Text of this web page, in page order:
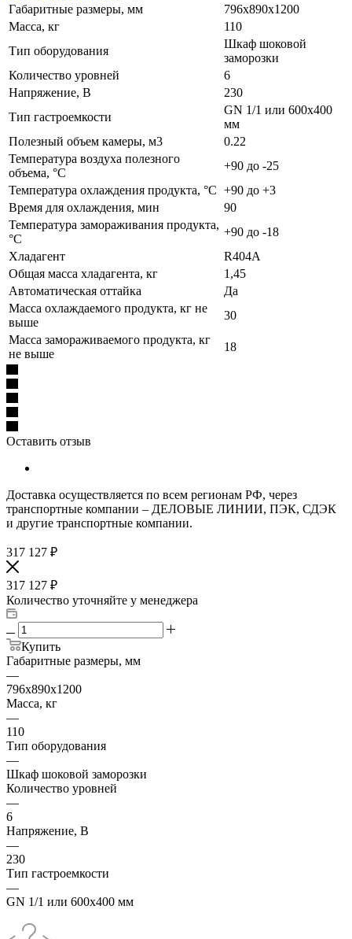
Габаритные размеры, мм
796х890х1200
Масса, кг
110
Тип оборудования
Шкаф шоковой
заморозки
Количество уровней
6
Напряжение, В
230
Тип гастроемкости
GN 1/1 или 600х400
мм
Полезный объем камеры, м3
0.22
Температура воздуха полезного
объема, °С
+90 до -25
Температура охлаждения продукта, °С +90 до +3
Время для охлаждения, мин
90
Температура замораживания продукта,
°С
+90 до -18
Хладагент
R404A
Общая масса хладагента, кг
1,45
Автоматическая оттайка
Да
Масса охлаждаемого продукта, кг не
выше
30
Масса замораживаемого продукта, кг
не выше
18
Оставить отзыв
Доставка осуществляется по всем регионам РФ, через
транспортные компании – ДЕЛОВЫЕ ЛИНИИ, ПЭК, СДЭК
и другие транспортные компании.
317 127 ₽
317 127 ₽
Количество уточняйте у менеджера
Купить
Габаритные размеры, мм
—
796х890х1200
Масса, кг
—
110
Тип оборудования
—
Шкаф шоковой заморозки
Количество уровней
—
6
Напряжение, В
—
230
Тип гастроемкости
—
GN 1/1 или 600х400 мм